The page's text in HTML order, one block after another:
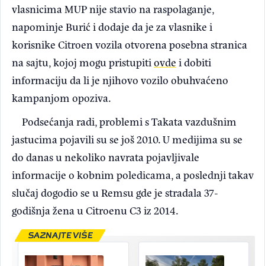
vlasnicima MUP nije stavio na raspolaganje,
napominje Burić i dodaje da je za vlasnike i
korisnike Citroen vozila otvorena posebna stranica
na sajtu, kojoj mogu pristupiti ovde i dobiti
informaciju da li je njihovo vozilo obuhvaćeno
kampanjom opoziva.
Podsećanja radi, problemi s Takata vazdušnim
jastucima pojavili su se još 2010. U medijima su se
do danas u nekoliko navrata pojavljivale
informacije o kobnim poledicama, a poslednji takav
slučaj dogodio se u Remsu gde je stradala 37-
godišnja žena u Citroenu C3 iz 2014.
SAZNAJTE VIŠE